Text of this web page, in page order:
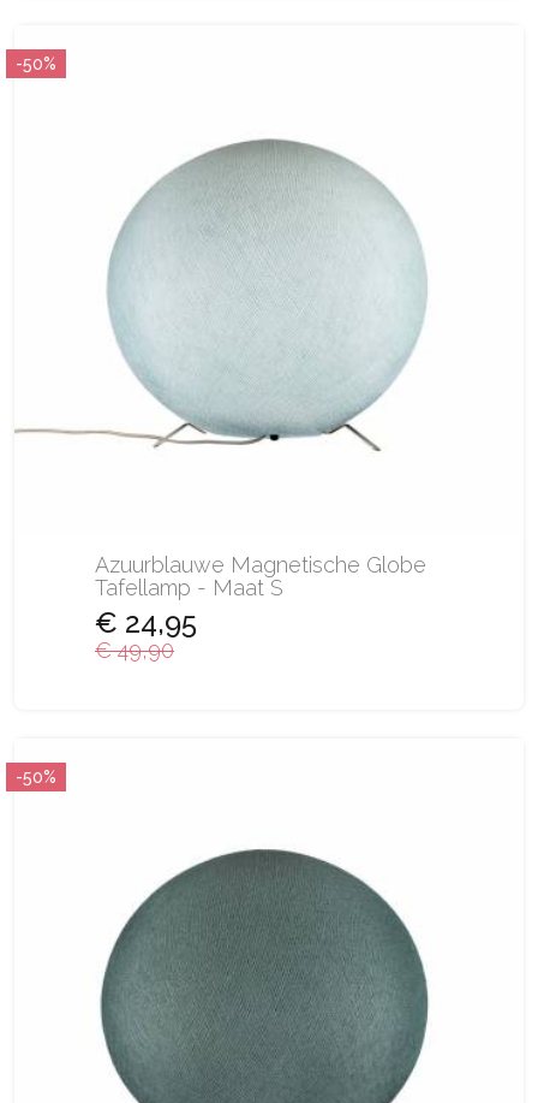
-50%
Azuurblauwe Magnetische Globe
Tafellamp - Maat S
€ 24,95
€ 49,90
-50%